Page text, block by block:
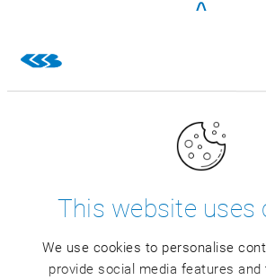
This website uses
We use cookies to personalise
provide social media features and
趣。
这是我们的专